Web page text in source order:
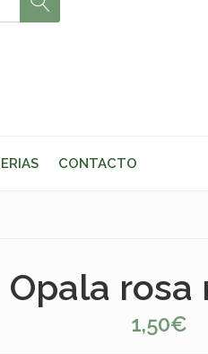
CONTACTO
Opala rosa
1,50€